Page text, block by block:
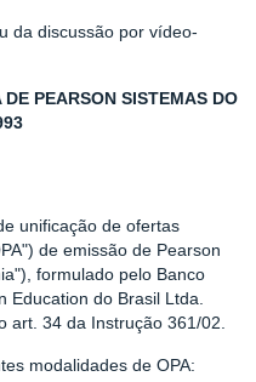
da discussão por vídeo-
PEARSON SISTEMAS DO
unificação de ofertas
de emissão de Pearson
formulado pelo Banco
Education do Brasil Ltda.
art. 34 da Instrução 361/02.
modalidades de OPA: